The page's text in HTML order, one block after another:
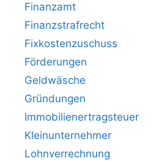
Finanzamt
Finanzstrafrecht
Fixkostenzuschuss
Förderungen
Geldwäsche
Gründungen
Immobilienertragsteuer
Kleinunternehmer
Lohnverrechnung